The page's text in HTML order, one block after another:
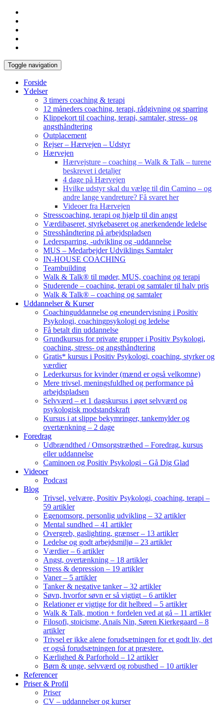
Toggle navigation
Forside
Ydelser
3 timers coaching & terapi
12 måneders coaching, terapi, rådgivning og sparring
Klippekort til coaching, terapi, samtaler, stress- og
angsthåndtering
Outplacement
Rejser – Hærvejen – Udstyr
Hærvejen
Hærvejsture – coaching – Walk & Talk – turene
beskrevet i detaljer
4 dage på Hærvejen
Hvilke udstyr skal du vælge til din Camino – og
andre lange vandreture? Få svaret her
Videoer fra Hærvejen
Stresscoaching, terapi og hjælp til din angst
Værdibaseret, styrkebaseret og anerkendende ledelse
Stresshåndtering på arbejdspladsen
Ledersparring, -udvikling og -uddannelse
MUS – Medarbejder Udviklings Samtaler
IN-HOUSE COACHING
Teambuilding
Walk & Talk® til møder, MUS, coaching og terapi
Studerende – coaching, terapi og samtaler til halv pris
Walk & Talk® – coaching og samtaler
Uddannelser & Kurser
Coachinguddannelse og eneundervisning i Positiv
Psykologi, coachingpsykologi og ledelse
Få betalt din uddannelse
Grundkursus for private grupper i Positiv Psykologi,
coaching, stress- og angsthåndtering
Gratis* kursus i Positiv Psykologi, coaching, styrker og
værdier
Lederkursus for kvinder (mænd er også velkomne)
Mere trivsel, meningsfuldhed og performance på
arbejdspladsen
Selvværd – et 1 dagskursus i øget selvværd og
psykologisk modstandskraft
Kursus i at slippe bekymringer, tankemylder og
overtænkning – 2 dage
Foredrag
Udbrændthed / Omsorgstræthed – Foredrag, kursus
eller uddannelse
Caminoen og Positiv Psykologi – Gå Dig Glad
Videoer
Podcast
Blog
Trivsel, velvære, Positiv Psykologi, coaching, terapi –
59 artikler
Egenomsorg, personlig udvikling – 32 artikler
Mental sundhed – 41 artikler
Overgreb, gaslighting, grænser – 13 artikler
Ledelse og godt arbejdsmiljø – 23 artikler
Værdier – 6 artikler
Angst, overtænkning – 18 artikler
Stress & depression – 19 artikler
Vaner – 5 artikler
Tanker & negative tanker – 32 artikler
Søvn, hvorfor søvn er så vigtigt – 6 artikler
Relationer er vigtige for dit helbred – 5 artikler
Walk & Talk, motion + fordelen ved at gå – 11 artikler
Filosofi, stoicisme, Anaïs Nin, Søren Kierkegaard – 8
artikler
Trivsel er ikke alene forudsætningen for et godt liv, det
er også forudsætningen for at præstere.
Kærlighed & Parforhold – 12 artikler
Børn & unge, selvværd og robusthed – 10 artikler
Referencer
Priser & Profil
Priser
CV – uddannelser og kurser